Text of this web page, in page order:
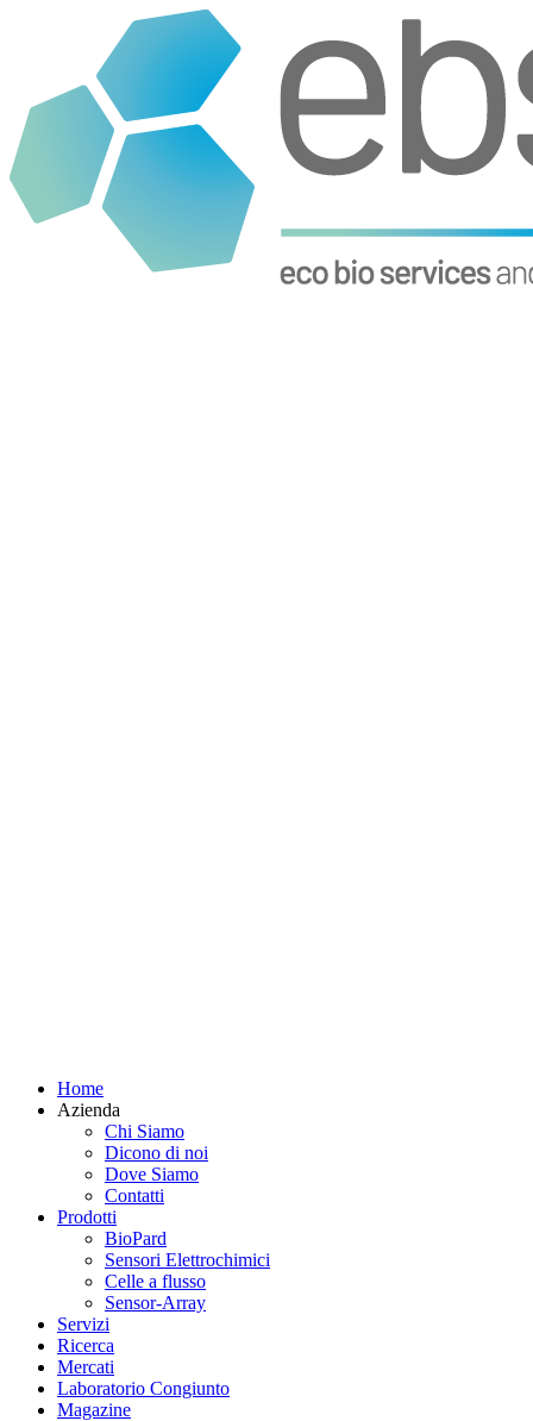
Home
Azienda
Chi Siamo
Dicono di noi
Dove Siamo
Contatti
Prodotti
BioPard
Sensori Elettrochimici
Celle a flusso
Sensor-Array
Servizi
Ricerca
Mercati
Laboratorio Congiunto
Magazine